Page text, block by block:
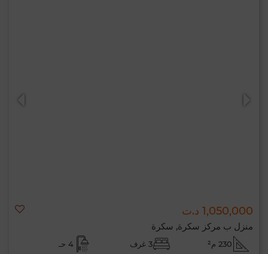
1,050,000 د.ت
منزل ب مركز سكرة, سكرة
230 م² 3 غرف 4 حـ